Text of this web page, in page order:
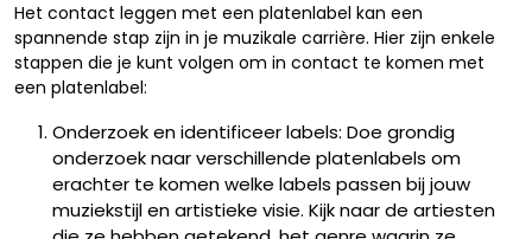
Het contact leggen met een platenlabel kan een
spannende stap zijn in je muzikale carrière. Hier zijn enkele
stappen die je kunt volgen om in contact te komen met
een platenlabel:
Onderzoek en identificeer labels: Doe grondig
onderzoek naar verschillende platenlabels om
erachter te komen welke labels passen bij jouw
muziekstijl en artistieke visie. Kijk naar de artiesten